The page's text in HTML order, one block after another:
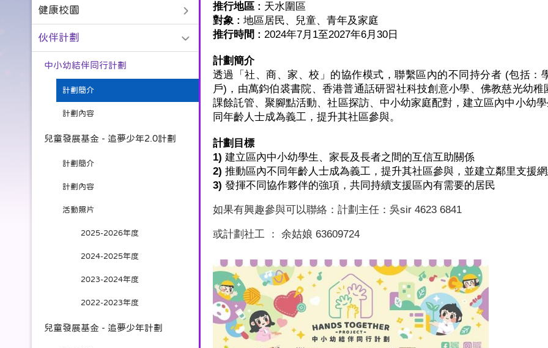
推行地區: 天水圍區
對象: 地區居民、兒童、青年及家庭
推行時間 : 2024年7月 1至2027年6月 30日
計劃簡介
透過「社、商、家、校」的協作模式，聯繫區內的不同持分者 (包括：
戶) ，由萬鈞伯裘書院、香港普通話研習社科技創意小學、佛教慈光幼
課餘託管、聚腳點活動、社區探訪、中小幼家庭配對，建立區內中小幼
同年齡人士成為義工，提升其社區參與。
計劃目標
1) 建立區內中小幼學生、家長及長者之間的互信互助關係
2) 推動區內不同年齡人士成為義工，提升其社區參與，並建立鄰里支援
3) 發揮不同協作夥伴的強項，共同持續支援區內有需要的居民
如果有興趣參與可以聯絡：計劃主任：吳sir 4623 6841
或計劃社工 ： 余姑娘 63609724
健康校園
伙伴計劃
中小幼結伴同行計劃
計劃簡介
計劃內容
兒童發展基金 - 追夢少年2.0計劃
計劃簡介
計劃內容
活動照片
2025-2026年度
2024-2025年度
2023-2024年度
2022-2023年度
兒童發展基金 - 追夢少年計劃